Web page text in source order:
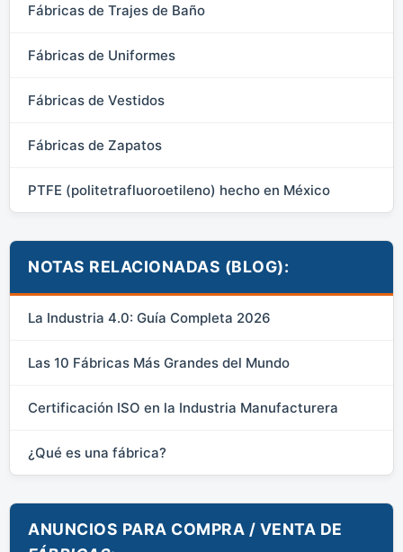
Fábricas de Trajes de Baño
Fábricas de Uniformes
Fábricas de Vestidos
Fábricas de Zapatos
PTFE (politetrafluoroetileno) hecho en México
NOTAS RELACIONADAS (BLOG):
La Industria 4.0: Guía Completa 2026
Las 10 Fábricas Más Grandes del Mundo
Certificación ISO en la Industria Manufacturera
¿Qué es una fábrica?
ANUNCIOS PARA COMPRA / VENTA DE